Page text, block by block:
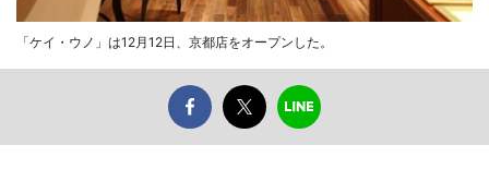
「ケイ・ウノ」は12月12日、京都店をオープンした。